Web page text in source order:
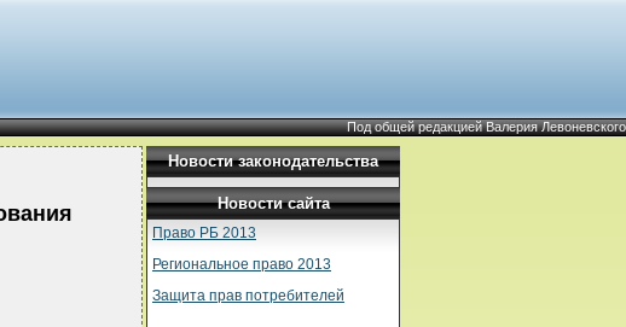
Под общей редакцией Валерия Левоневского
Новости законодательства
Новости сайта
Право РБ 2013
Региональное право 2013
Защита прав потребителей